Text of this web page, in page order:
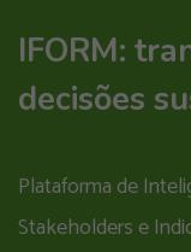
IFORM:
decisões
Plataforma de
Stakeholders e